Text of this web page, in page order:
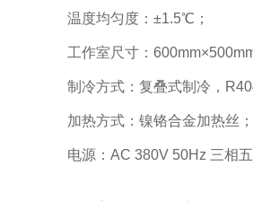
温度均匀度：±1.5℃；
工作室尺寸：
制冷方式：复叠式制冷，
加热方式：镍铬合金加热丝；
电源：AC 380V 50Hz 三相五